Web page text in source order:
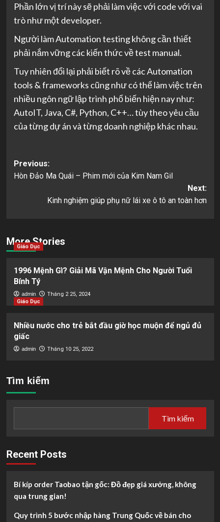
Phần lớn vị trí này sẽ phải làm việc với code với vai
trò như một developer.
Người làm Automation testing không cần thiết
phải nắm vững các kiến thức về test manual.
Tuy nhiên đổi lại phải biết rõ về các Automation
tools & frameworks cũng như có thể làm việc trên
nhiều ngôn ngữ lập trình phổ biến hiện nay như:
AutoIT, Java, C#, Python, C++… tùy theo yêu cầu
của từng dự án và từng doanh nghiệp khác nhau.
Post
navigation
Previous:
Hòn Đảo Ma Quái – Phim mới của Kim Nam Gil
Next:
Kinh nghiệm giúp phụ nữ lái xe ô tô an toàn hơn
More Stories
Giáo Dục
1996 Mệnh Gì? Giải Mã Vận Mệnh Cho Người Tuổi
Bính Tý
admin
Tháng 2 25, 2024
Giáo Dục
Nhiều nước cho trẻ bắt đầu giờ học muộn để ngủ đủ
giấc
admin Tháng 10 25, 2022
Tìm kiếm
Tìm kiếm
Recent Posts
Bí kíp order Taobao tận gốc: Đồ đẹp giá xưởng, không
qua trung gian!
Quy trình 5 bước nhập hàng Trung Quốc về bán cho